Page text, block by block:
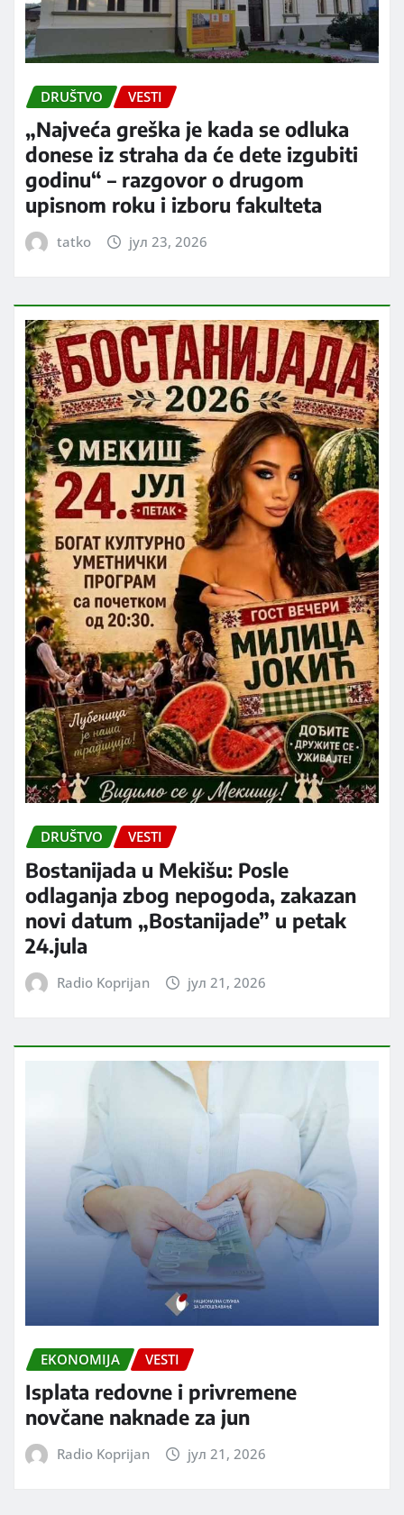
DRUŠTVO VESTI
„Najveća greška je kada se odluka
donese iz straha da će dete izgubiti
godinu“ – razgovor o drugom
upisnom roku i izboru fakulteta
tatko јул 23, 2026
DRUŠTVO VESTI
Bostanijada u Mekišu: Posle
odlaganja zbog nepogoda, zakazan
novi datum „Bostanijade” u petak
24.jula
Radio Koprijan јул 21, 2026
EKONOMIJA VESTI
Isplata redovne i privremene
novčane naknade za jun
Radio Koprijan јул 21, 2026